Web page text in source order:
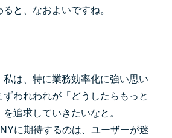
と、なおよいですね。
は、特に業務効率化に強い思い
われわれが「どうしたらもっと
追求していきたいなと。
に期待するのは、ユーザーが迷